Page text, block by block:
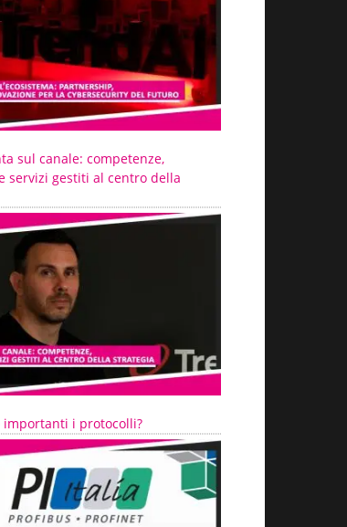
sul canale: competenze,
servizi gestiti al centro della
importanti i protocolli?